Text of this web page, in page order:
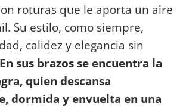
roturas que le aporta un aire
Su estilo, como siempre,
calidez y elegancia sin
En sus brazos se encuentra la
quien descansa
dormida y envuelta en una